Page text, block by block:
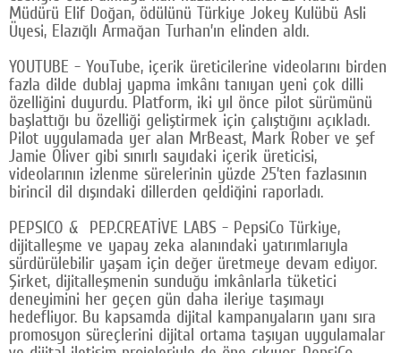
Google Plus
Müdürü Elif Doğan, ödülünü Türkiye Jokey Kulübü Asli
Üyesi, Elazığlı Armağan Turhan’ın elinden aldı.
YOUTUBE - YouTube, içerik üreticilerine videolarını birden
fazla dilde dublaj yapma imkânı tanıyan yeni çok dilli
özelliğini duyurdu. Platform, iki yıl önce pilot sürümünü
başlattığı bu özelliği geliştirmek için çalıştığını açıkladı.
Pilot uygulamada yer alan MrBeast, Mark Rober ve şef
Jamie Oliver gibi sınırlı sayıdaki içerik üreticisi,
videolarının izlenme sürelerinin yüzde 25’ten fazlasının
birincil dil dışındaki dillerden geldiğini raporladı.
PEPSICO & PEP.CREATİVE LABS - PepsiCo Türkiye,
dijitalleşme ve yapay zeka alanındaki yatırımlarıyla
sürdürülebilir yaşam için değer üretmeye devam ediyor.
Şirket, dijitalleşmenin sunduğu imkânlarla tüketici
deneyimini her geçen gün daha ileriye taşımayı
hedefliyor. Bu kapsamda dijital kampanyaların yanı sıra
promosyon süreçlerini dijital ortama taşıyan uygulamalar